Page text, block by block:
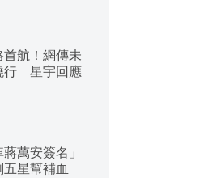
航！網傳未
行 星宇回應
萬安簽名」
星幫補血